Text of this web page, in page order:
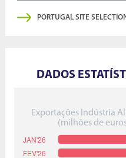
PORTUGAL SITE
DADOS
Exportações Indústria
(milhões de